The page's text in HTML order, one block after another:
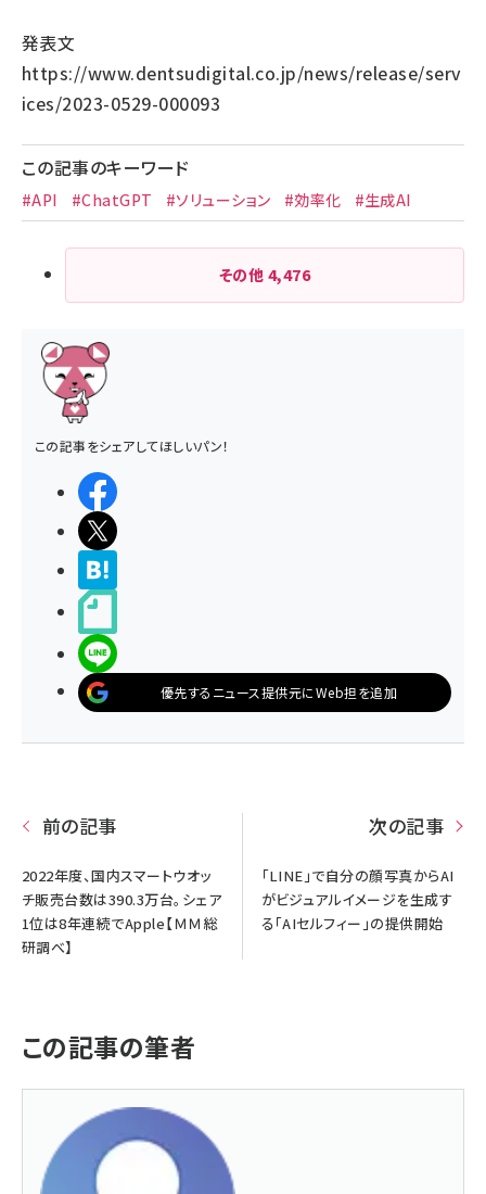
発表文
https://www.dentsudigital.co.jp/news/release/serv
ices/2023-0529-000093
この記事のキーワード
#API #ChatGPT #ソリューション #効率化 #生成AI
その他 4,476
この記事をシェアしてほしいパン！
優先するニュース提供元にWeb担を追加
前の記事
2022年度、国内スマートウオッ
チ販売台数は390.3万台。シェア
1位は8年連続でApple【ＭＭ総
研調べ】
次の記事
「LINE」で自分の顔写真からAI
がビジュアルイメージを生成す
る「AIセルフィー」の提供開始
この記事の筆者